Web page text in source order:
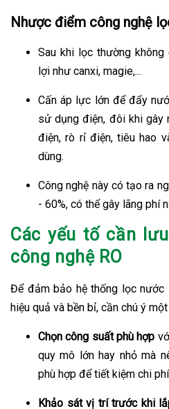
Nhược điểm công nghệ
Sau khi lọc thường
lợi như canxi, magie,...
Cấn áp lực lớn để đẩy
sử dụng điện, đôi khi gây
điện, rò rỉ điện, tiêu hao
dùng.
Công nghệ này có tạo ra
- 60%, có thể gây lãng phí
Các yếu tố cần
công nghệ RO
Để đảm bảo hệ thống lọc nước
hiệu quả và bền bỉ, cần chú ý
Chọn công suất phù hợp
quy mô lớn hay nhỏ mà
phù hợp để tiết kiệm chi
Khảo sát vị trí trước khi